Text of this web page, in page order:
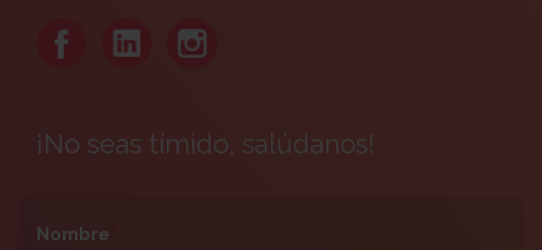
¡No seas tímido, salúdanos!
Nombre